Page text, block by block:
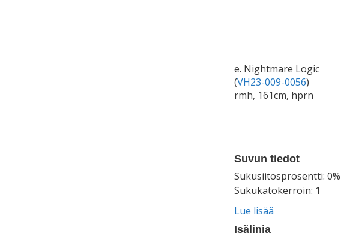
e. Nightmare Logic
(VH23-009-0056)
rmh, 161cm, hprn
Suvun tiedot
Sukusiitosprosentti: 0%
Sukukatokerroin: 1
Lue lisää
Isälinja